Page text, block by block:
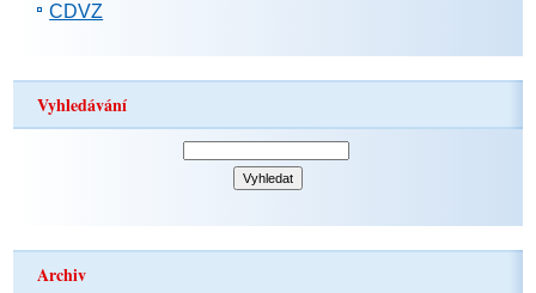
CDVZ
Vyhledávání
Archiv